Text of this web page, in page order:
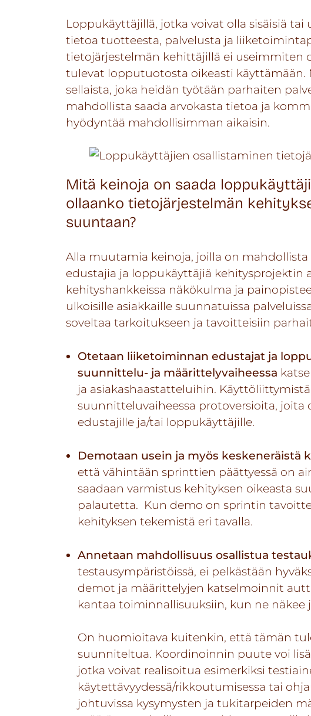
Loppukäyttäjillä, jotka voivat olla sisäisiä tai
tietoa tuotteesta, palvelusta ja
tietojärjestelmän kehittäjillä ei useimmiten
tulevat lopputuotosta oikeasti käyttämään.
sellaista, joka heidän työtään parhaiten
mahdollista saada arvokasta tietoa ja
hyödyntää mahdollisimman aikaisin.
Mitä keinoja on saada
ollaanko tietojärjestelmän
suuntaan?
Alla muutamia keinoja, joilla on
edustajia ja loppukäyttäjiä kehitysprojektin
kehityshankkeissa näkökulma ja
ulkoisille asiakkaille suunnatuissa
soveltaa tarkoitukseen ja tavoitteisiin
Otetaan liiketoiminnan edustajat ja
suunnittelu- ja määrittelyvaiheessa
ja asiakashaastatteluihin.
suunnitteluvaiheessa protoversioita,
edustajille ja/tai loppukäyttäjille.
Demotaan usein ja myös keskeneräistä
että vähintään sprinttien päättyessä on
saadaan varmistus kehityksen oikeasta
palautetta. Kun demo on sprintin
kehityksen tekemistä eri tavalla.
Annetaan mahdollisuus osallistua
testausympäristöissä, ei pelkästään
demot ja määrittelyjen katselmoinnit
kantaa toiminnallisuuksiin, kun ne näkee
On huomioitava kuitenkin, että tämän
suunniteltua. Koordinoinnin puute voi
jotka voivat realisoitua esimerkiksi
käytettävyydessä/rikkoutumisessa tai
johtuvissa kysymysten ja tukitarpeiden